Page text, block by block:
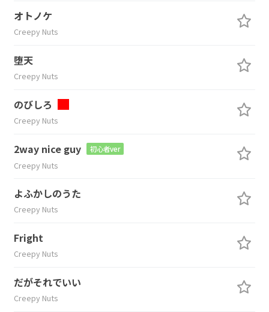
オトノケ
Creepy Nuts
堕天
Creepy Nuts
のびしろ
Creepy Nuts
2way nice guy 初心者ver
Creepy Nuts
よふかしのうた
Creepy Nuts
Fright
Creepy Nuts
だがそれでいい
Creepy Nuts